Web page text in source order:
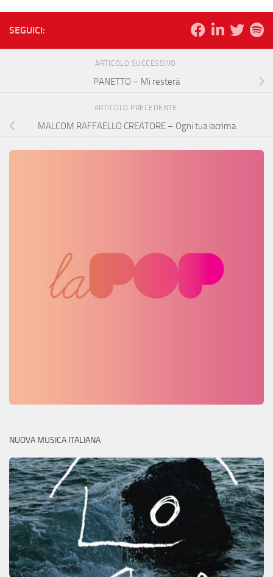
SEGUICI:
ARTICOLO SUCCESSIVO
PANETTO – Mi resterà
ARTICOLO PRECEDENTE
MALCOM RAFFAELLO CREATORE – Ogni tua lacrima
NUOVA MUSICA ITALIANA